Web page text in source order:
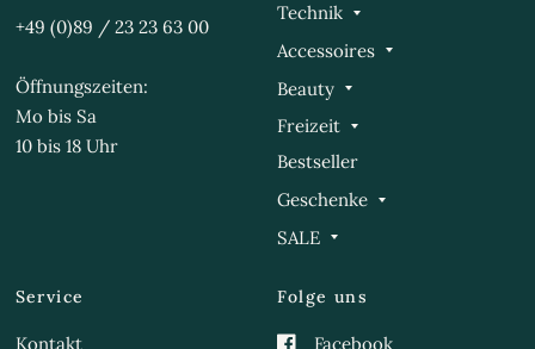
+49 (0)89 / 23 23 63 00
Öffnungszeiten:
Mo bis Sa
10 bis 18 Uhr
Technik
Accessoires
Beauty
Freizeit
Bestseller
Geschenke
SALE
Service
Kontakt
Folge uns
Facebook